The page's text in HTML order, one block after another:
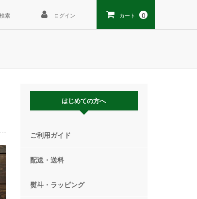
検索 ログイン カート 0
はじめての方へ
ご利用ガイド
配送・送料
熨斗・ラッピング